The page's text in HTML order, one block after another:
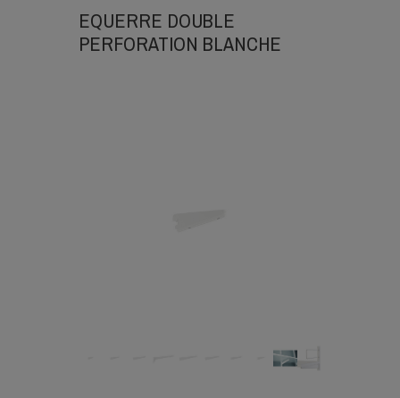
EQUERRE DOUBLE
PERFORATION BLANCHE